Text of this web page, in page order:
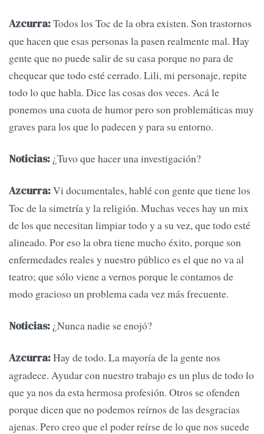
Azcurra:Todos los Toc de la obra existen. Son trastornos
que hacen que esas personas la pasen realmente mal. Hay
gente que no puede salir de su casa porque no para de
chequear que todo esté cerrado. Lili, mi personaje, repite
todo lo que habla. Dice las cosas dos veces. Acá le
ponemos una cuota de humor pero son problemáticas muy
graves para los que lo padecen y para su entorno.
Noticias: ¿Tuvo que hacer una investigación?
Azcurra:Vi documentales, hablé con gente que tiene los
Toc de la simetría y la religión. Muchas veces hay un mix
de los que necesitan limpiar todo y a su vez, que todo esté
alineado. Por eso la obra tiene mucho éxito, porque son
enfermedades reales y nuestro público es el que no va al
teatro; que sólo viene a vernos porque le contamos de
modo gracioso un problema cada vez más frecuente.
Noticias: ¿Nunca nadie se enojó?
Azcurra:Hay de todo. La mayoría de la gente nos
agradece. Ayudar con nuestro trabajo es un plus de todo lo
que ya nos da esta hermosa profesión. Otros se ofenden
porque dicen que no podemos reírnos de las desgracias
ajenas. Pero creo que el poder reírse de lo que nos sucede